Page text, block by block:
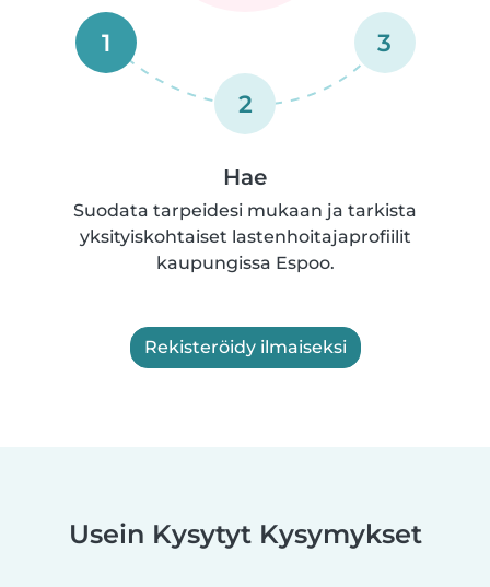
1
2
3
Hae
Suodata tarpeidesi mukaan ja tarkista
yksityiskohtaiset lastenhoitajaprofiilit
kaupungissa Espoo.
Rekisteröidy ilmaiseksi
Usein Kysytyt Kysymykset